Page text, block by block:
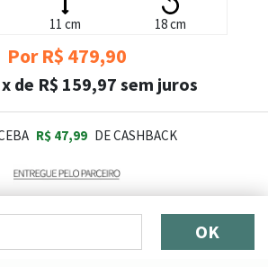
11 cm 18 cm
Por R$ 479,90
de R$ 159,97 sem juros
R$ 47,99 DE CASHBACK
OK